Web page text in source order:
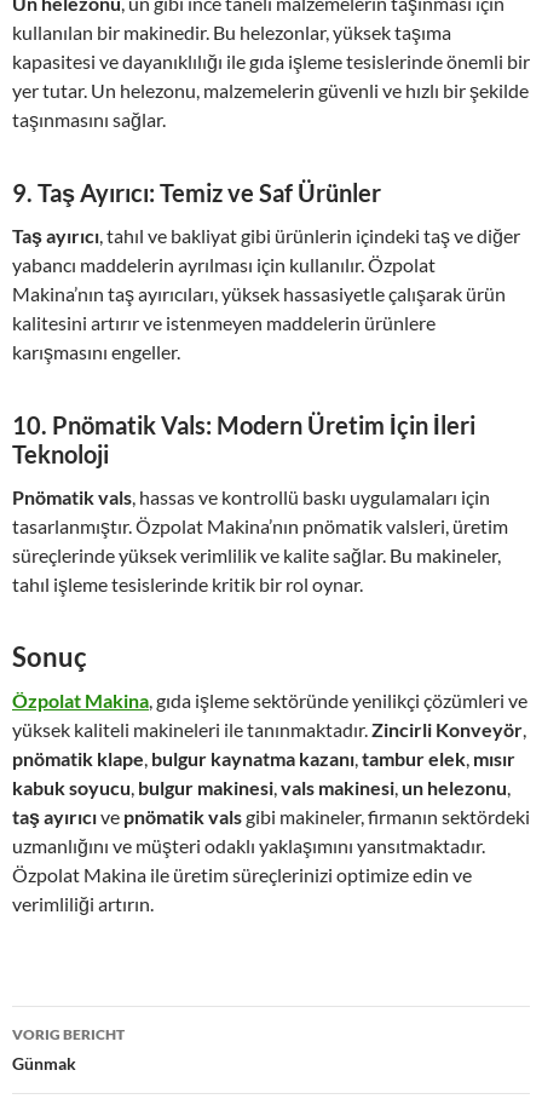
kullanılan bir makinedir. Bu helezonlar, yüksek taşıma
kapasitesi ve dayanıklılığı ile gıda işleme tesislerinde önemli bir
yer tutar. Un helezonu, malzemelerin güvenli ve hızlı bir şekilde
taşınmasını sağlar.
9. Taş Ayırıcı: Temiz ve Saf Ürünler
Taş ayırıcı, tahıl ve bakliyat gibi ürünlerin içindeki taş ve diğer
yabancı maddelerin ayrılması için kullanılır. Özpolat
Makina’nın taş ayırıcıları, yüksek hassasiyetle çalışarak ürün
kalitesini artırır ve istenmeyen maddelerin ürünlere
karışmasını engeller.
10. Pnömatik Vals: Modern Üretim İçin İleri
Teknoloji
Pnömatik vals, hassas ve kontrollü baskı uygulamaları için
tasarlanmıştır. Özpolat Makina’nın pnömatik valsleri, üretim
süreçlerinde yüksek verimlilik ve kalite sağlar. Bu makineler,
tahıl işleme tesislerinde kritik bir rol oynar.
Sonuç
Özpolat Makina, gıda işleme sektöründe yenilikçi çözümleri ve
yüksek kaliteli makineleri ile tanınmaktadır.Zincirli Konveyör,
pnömatik klape, bulgur kaynatma kazanı,tambur elek, mısır
kabuk soyucu, bulgur makinesi,vals makinesi,un helezonu,
taş ayırıcıve pnömatik valsgibi makineler, firmanın sektördeki
uzmanlığını ve müşteri odaklı yaklaşımını yansıtmaktadır.
Özpolat Makina ile üretim süreçlerinizi optimize edin ve
verimliliği artırın.
Bericht
navigatie
VORIG BERICHT
Günmak